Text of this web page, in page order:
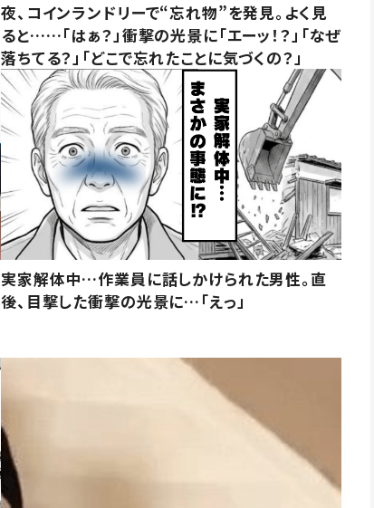
夜、コインランドリーで“忘れ物”を発見。よく見
ると……「はぁ？」衝撃の光景に「エーッ！？」「なぜ
落ちてる？」「どこで忘れたことに気づくの？」
実家解体中…作業員に話しかけられた男性。直
後、目撃した衝撃の光景に…「えっ」